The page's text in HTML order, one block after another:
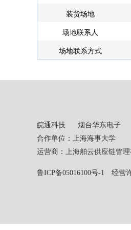
装货场地
场地联系人
场地联系方式
皖通科技 烟台华东电子
合作单位：上海海事大学
运营商：上海舶云供应
鲁ICP备05016100号-1 经营